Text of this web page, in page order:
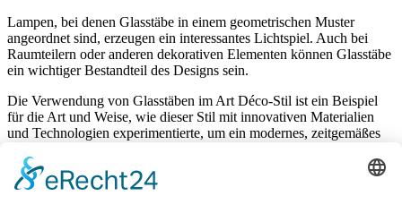
Lampen, bei denen Glasstäbe in einem geometrischen Muster
angeordnet sind, erzeugen ein interessantes Lichtspiel. Auch bei
Raumteilern oder anderen dekorativen Elementen können Glasstäbe
ein wichtiger Bestandteil des Designs sein.
Die Verwendung von Glasstäben im Art Déco-Stil ist ein Beispiel
für die Art und Weise, wie dieser Stil mit innovativen Materialien
und Technologien experimentierte, um ein modernes, zeitgemäßes
Diese Tischlampe im Art Déco Stil passt perfekt auf diesen
Art Déco